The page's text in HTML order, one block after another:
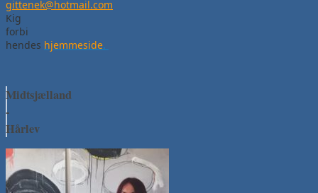
gittenek@hotmail.com
Kig
forbi
hendes hjemmeside.
Midtsjælland
-
Hårlev